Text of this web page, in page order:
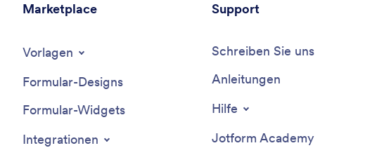
Marketplace
Vorlagen
Formular-Designs
Formular-Widgets
Integrationen
Support
Schreiben Sie uns
Anleitungen
Hilfe
Jotform Academy